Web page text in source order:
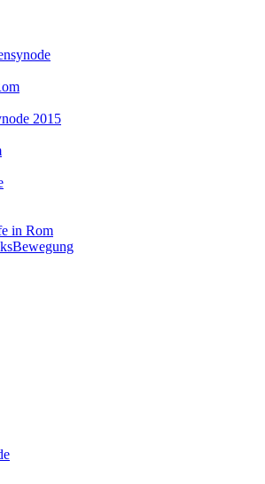
2015
in Rom